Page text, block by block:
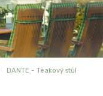
DANTE - Teakový stůl